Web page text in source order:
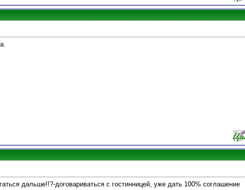
дальше!!?-договариваться с гостинницей, уже дать 100% соглашение